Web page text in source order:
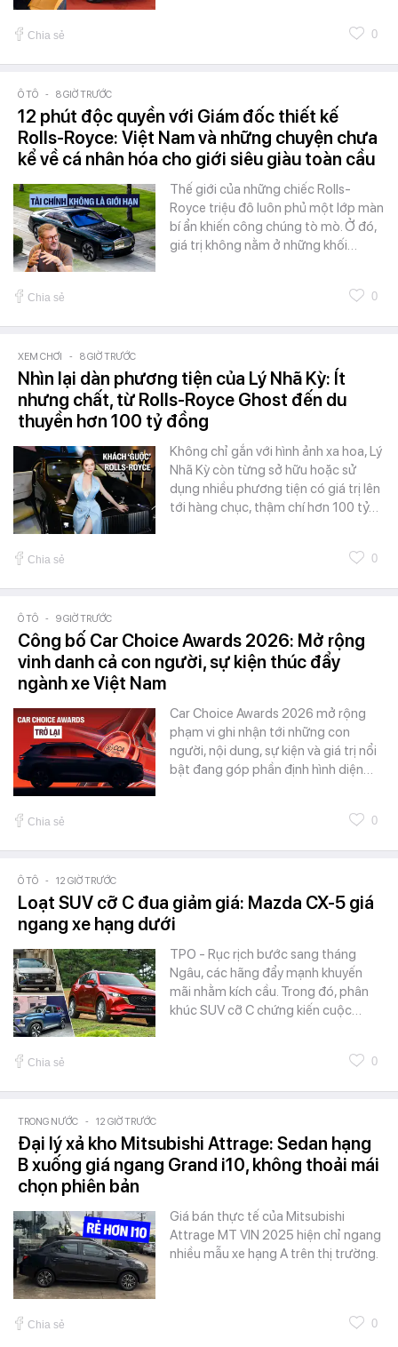
Chia sẻ 0
Ô TÔ - 8 GIỜ TRƯỚC
12 phút độc quyền với Giám đốc thiết kế
Rolls-Royce: Việt Nam và những chuyện chưa
kể về cá nhân hóa cho giới siêu giàu toàn cầu
Thế giới của những chiếc Rolls-
Royce triệu đô luôn phủ một lớp màn
bí ẩn khiến công chúng tò mò. Ở đó,
giá trị không nằm ở những khối…
Chia sẻ 0
XEM CHƠI - 8 GIỜ TRƯỚC
Nhìn lại dàn phương tiện của Lý Nhã Kỳ: Ít
nhưng chất, từ Rolls-Royce Ghost đến du
thuyền hơn 100 tỷ đồng
Không chỉ gắn với hình ảnh xa hoa, Lý
Nhã Kỳ còn từng sở hữu hoặc sử
dụng nhiều phương tiện có giá trị lên
tới hàng chục, thậm chí hơn 100 tỷ…
Chia sẻ 0
Ô TÔ - 9 GIỜ TRƯỚC
Công bố Car Choice Awards 2026: Mở rộng
vinh danh cả con người, sự kiện thúc đẩy
ngành xe Việt Nam
Car Choice Awards 2026 mở rộng
phạm vi ghi nhận tới những con
người, nội dung, sự kiện và giá trị nổi
bật đang góp phần định hình diện…
Chia sẻ 0
Ô TÔ - 12 GIỜ TRƯỚC
Loạt SUV cỡ C đua giảm giá: Mazda CX-5 giá
ngang xe hạng dưới
TPO - Rục rịch bước sang tháng
Ngâu, các hãng đẩy mạnh khuyến
mãi nhằm kích cầu. Trong đó, phân
khúc SUV cỡ C chứng kiến cuộc…
Chia sẻ 0
TRONG NƯỚC - 12 GIỜ TRƯỚC
Đại lý xả kho Mitsubishi Attrage: Sedan hạng
B xuống giá ngang Grand i10, không thoải mái
chọn phiên bản
Giá bán thực tế của Mitsubishi
Attrage MT VIN 2025 hiện chỉ ngang
nhiều mẫu xe hạng A trên thị trường.
Chia sẻ 0